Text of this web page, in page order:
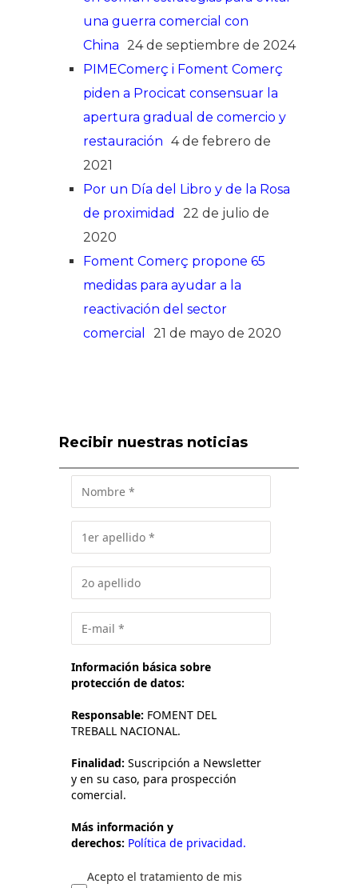
una guerra comercial con
China 24 de septiembre de 2024
PIMEComerç i Foment Comerç
piden a Procicat consensuar la
apertura gradual de comercio y
restauración 4 de febrero de
2021
Por un Día del Libro y de la Rosa
de proximidad
22 de julio de
2020
Foment Comerç propone 65
medidas para ayudar a la
reactivación del sector
comercial
21 de mayo de 2020
Recibir nuestras noticias
Información básica sobre
protección de datos:
Responsable: FOMENT DEL
TREBALL NACIONAL.
Finalidad: Suscripción a Newsletter
y en su caso, para prospección
comercial.
Más información y
derechos: Política de privacidad.
Acepto el tratamiento de mis